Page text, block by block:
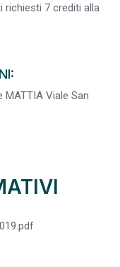
richiesti 7 crediti alla
MATTIA Viale San